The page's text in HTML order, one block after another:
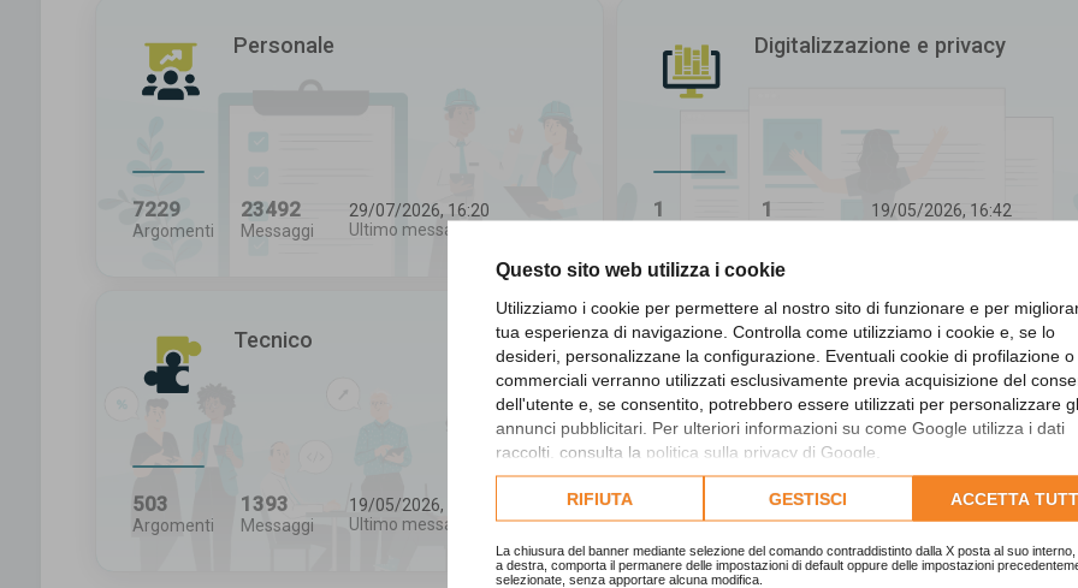
Questo sito web utilizza i cookie
Utilizziamo i cookie per permettere al nostro sito di funzionare e per
tua esperienza di navigazione. Controlla come utilizziamo i cookie e, se lo
desideri, personalizzane la configurazione. Eventuali cookie di profilazione o
commerciali verranno utilizzati esclusivamente previa acquisizione del
dell'utente e, se consentito, potrebbero essere utilizzati per personalizzare
annunci pubblicitari. Per ulteriori informazioni su come Google utilizza i dati
raccolti, consulta la politica sulla privacy di Google
Consulta l'informativa cookie completa.
RIFIUTA GESTISCI ACCETTA
La chiusura del banner mediante selezione del comando contraddistinto dalla X posta al suo interno,
a destra, comporta il permanere delle impostazioni di default oppure delle impostazioni
selezionate, senza apportare alcuna modifica.
Personale
7229
Argomenti
23492
Messaggi
29/07/2026, 16:20
Ultimo messaggio
Digitalizzazione e privacy
1 1
19/05/2026, 16:42
Tecnico
503
Argomenti
1393
Messaggi
19/05/2026, 16:43
Ultimo messaggio
Revisori dei conti
Argomenti
1156
Messaggi
19/05/2026, 16:43
Ultimo messaggio